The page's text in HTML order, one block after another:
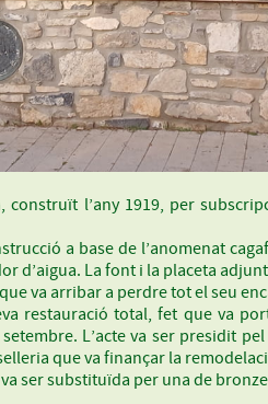
construït l’any 1919, per
a base de l’anomenat
d’aigua. La font i la placeta
va arribar a perdre tot el seu
restauració total, fet que va
L’acte va ser presidit
que va finançar la
ser substituïda per una de